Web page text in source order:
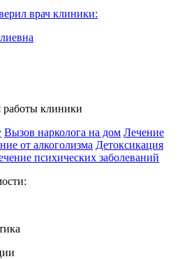
врач клиники:
клиники
Вызов нарколога на дом Лечение
от алкоголизма Детоксикация
психических заболеваний